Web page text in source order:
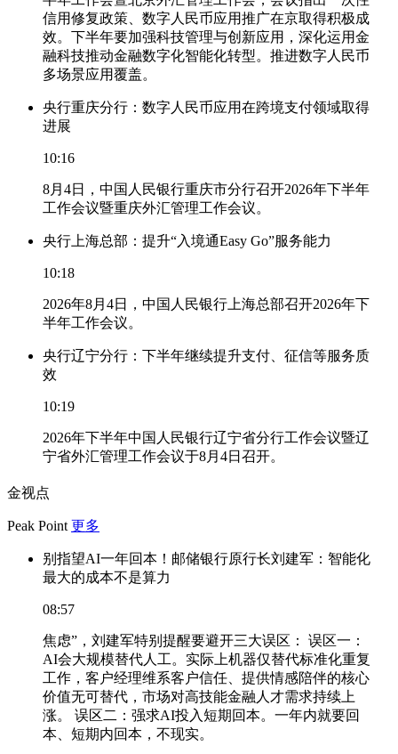
信用修复政策、数字人民币应用推广在京取得积极成
效。下半年要加强科技管理与创新应用，深化运用金
融科技推动金融数字化智能化转型。推进数字人民币
多场景应用覆盖。
央行重庆分行：数字人民币应用在跨境支付领域取得
进展
10:16
8月4日，中国人民银行重庆市分行召开2026年下半年
工作会议暨重庆外汇管理工作会议。
央行上海总部：提升“入境通Easy Go”服务能力
10:18
2026年8月4日，中国人民银行上海总部召开2026年下
半年工作会议。
央行辽宁分行：下半年继续提升支付、征信等服务质
效
10:19
2026年下半年中国人民银行辽宁省分行工作会议暨辽
宁省外汇管理工作会议于8月4日召开。
金视点
Peak Point 更多
别指望AI一年回本！邮储银行原行长刘建军：智能化
最大的成本不是算力
08:57
焦虑”，刘建军特别提醒要避开三大误区： 误区一：
AI会大规模替代人工。实际上机器仅替代标准化重复
工作，客户经理维系客户信任、提供情感陪伴的核心
价值无可替代，市场对高技能金融人才需求持续上
涨。 误区二：强求AI投入短期回本。一年内就要回
本、短期内回本，不现实。